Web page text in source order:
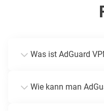
Was ist AdGuard
Wie kann man